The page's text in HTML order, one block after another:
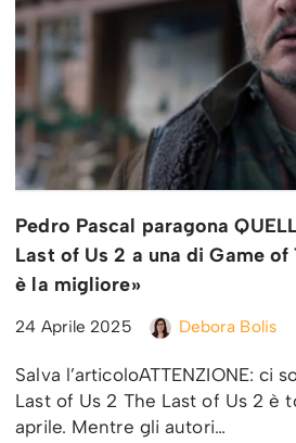
Pedro Pascal paragona
Last of Us 2 a una di Game of
è la migliore»
24 Aprile 2025 Debora Bolis
Salva l’articoloATTENZIONE: ci
Last of Us 2 The Last of Us 2 è
aprile. Mentre gli autori…